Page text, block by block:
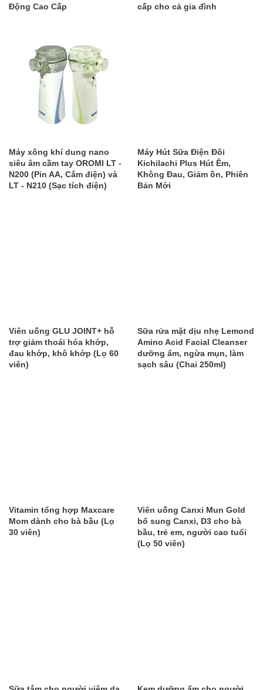
Động Cao Cấp
cấp cho cả gia đình
Máy xông khí dung nano
siêu âm cầm tay OROMI LT -
N200 (Pin AA, Cắm điện) và
LT - N210 (Sạc tích điện)
Máy Hút Sữa Điện Đôi
Kichilachi Plus Hút Êm,
Không Đau, Giảm ồn, Phiên
Bản Mới
Viên uống GLU JOINT+ hỗ
trợ giảm thoái hóa khớp,
đau khớp, khô khớp (Lọ 60
viên)
Sữa rửa mặt dịu nhẹ Lemond
Amino Acid Facial Cleanser
dưỡng ẩm, ngừa mụn, làm
sạch sâu (Chai 250ml)
Vitamin tổng hợp Maxcare
Mom dành cho bà bầu (Lọ
30 viên)
Viên uống Canxi Mun Gold
bổ sung Canxi, D3 cho bà
bầu, trẻ em, người cao tuổi
(Lọ 50 viên)